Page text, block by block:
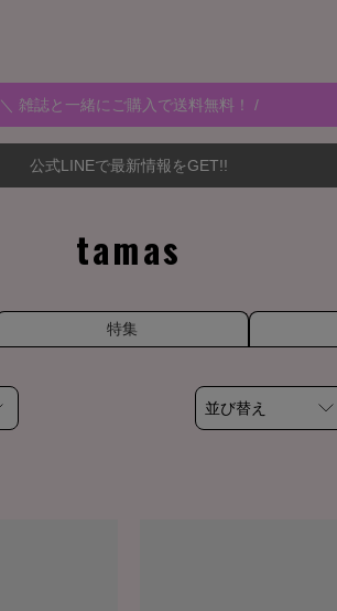
＼ 雑誌と一緒にご購入で送料無料！ /
公式LINEで最新情報をGET!!
tamas
特集
並び替え